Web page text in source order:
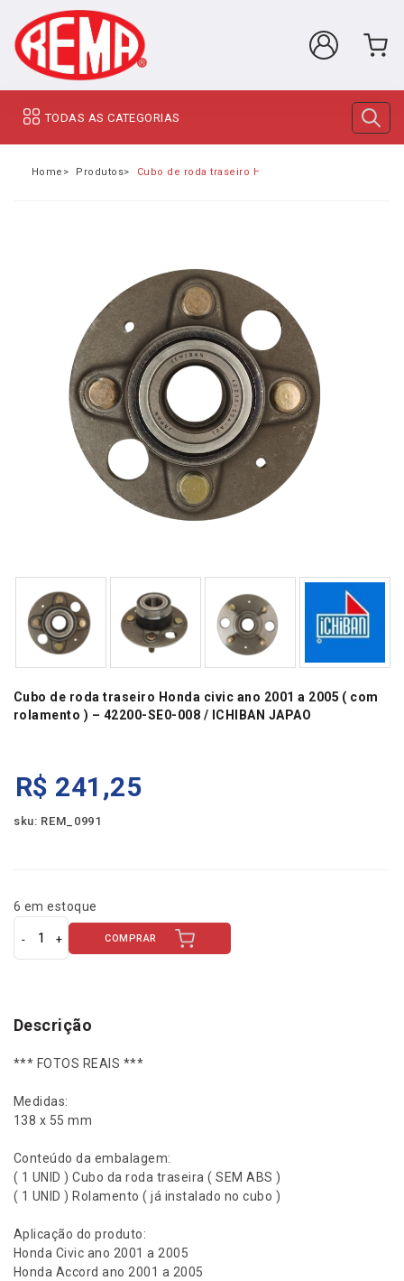
TODAS AS CATEGORIAS
Home Produtos Cubo de roda traseiro Honda civic ano 2001 a 2005
Cubo de roda traseiro Honda civic ano 2001 a 2005 ( com
rolamento ) – 42200-SE0-008 / ICHIBAN JAPAO
R$ 241,25
sku: REM_0991
6 em estoque
C
d
r
d
a
r
a
s
i
r
o
COMPRAR
Descrição
*** FOTOS REAIS ***
Medidas:
138 x 55 mm
Conteúdo da embalagem:
( 1 UNID ) Cubo da roda traseira ( SEM ABS )
( 1 UNID ) Rolamento ( já instalado no cubo )
Aplicação do produto:
Honda Civic ano 2001 a 2005
Honda Accord ano 2001 a 2005